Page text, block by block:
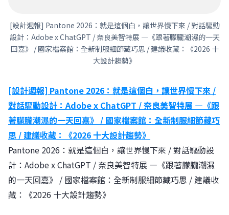
[設計週報] Pantone 2026：就是這個白，讓世界慢下來 / 對話驅動
設計：Adobe x ChatGPT / 奈良美智特展 —《跟著朦朧潮濕的一天
回嘉》 / 國家檔案館：全新制服細節藏巧思 / 建議收藏：《2026 十
大設計趨勢》
[設計週報] Pantone 2026：就是這個白，讓世界慢下來 /
對話驅動設計：Adobe x ChatGPT / 奈良美智特展 —《跟
著朦朧潮濕的一天回嘉》 / 國家檔案館：全新制服細節藏巧
思 / 建議收藏：《2026 十大設計趨勢》
Pantone 2026：就是這個白，讓世界慢下來 / 對話驅動設
計：Adobe x ChatGPT / 奈良美智特展 —《跟著朦朧潮濕
的一天回嘉》 / 國家檔案館：全新制服細節藏巧思 / 建議收
藏：《2026 十大設計趨勢》